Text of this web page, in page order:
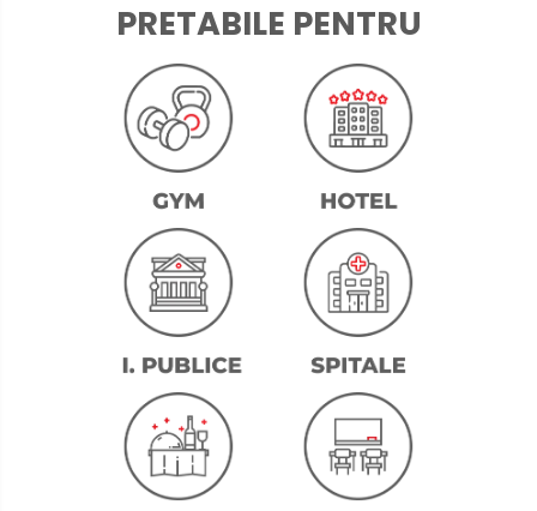
PRETABILE PENTRU